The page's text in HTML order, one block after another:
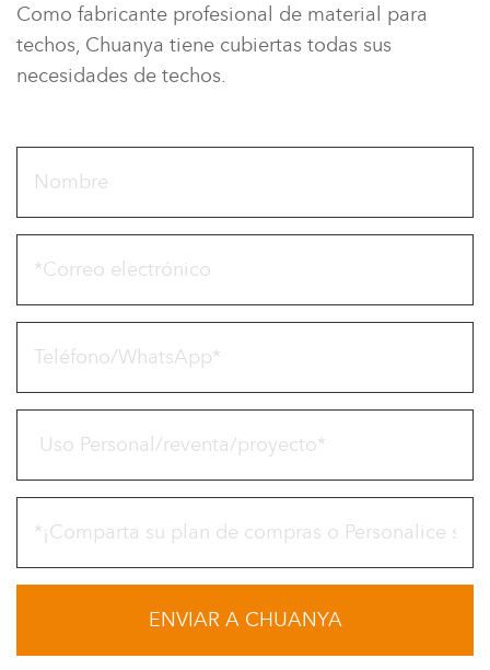
exterior mejoran la comodidad y el estilo en las
zonas exteriores
del diseño y no sólo en un refugio? Las estruct...
03 Aug
2026
¿Son las tejas de resina sintética adecuadas
para edificios residenciales?
Honestamente, el techo es una de las partes más importantes de
cualquier edificio residencial, si lo piensas bien. Es...
Como fabricante profesional de material para
techos, Chuanya tiene cubiertas todas sus
necesidades de techos.